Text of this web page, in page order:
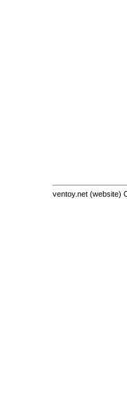
ventoy.net (website)